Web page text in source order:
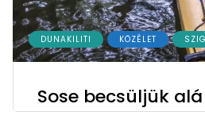
DUNAKILITI KÖZÉLET
Sose becsüljük